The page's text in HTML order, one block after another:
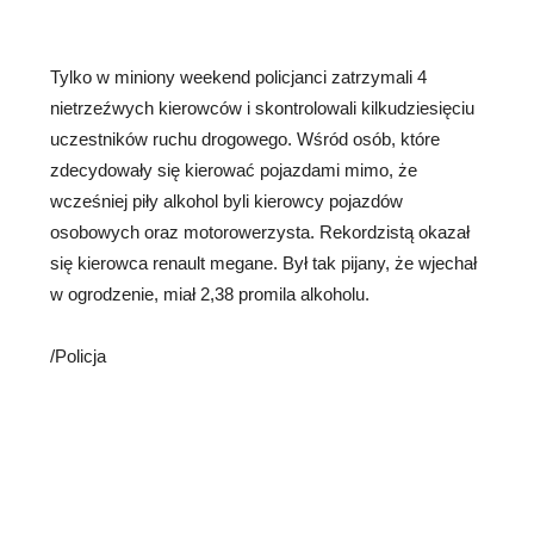
Tylko w miniony weekend policjanci zatrzymali 4
nietrzeźwych kierowców i skontrolowali kilkudziesięciu
uczestników ruchu drogowego. Wśród osób, które
zdecydowały się kierować pojazdami mimo, że
wcześniej piły alkohol byli kierowcy pojazdów
osobowych oraz motorowerzysta. Rekordzistą okazał
się kierowca renault megane. Był tak pijany, że wjechał
w ogrodzenie, miał 2,38 promila alkoholu.
/Policja